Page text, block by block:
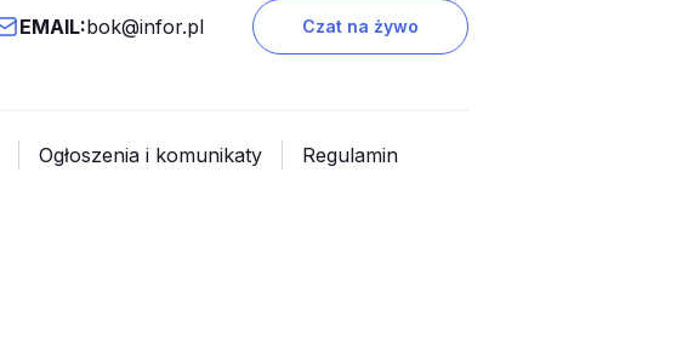
EMAIL:bok@infor.pl Czat na żywo
Ogłoszenia i komunikaty Regulamin